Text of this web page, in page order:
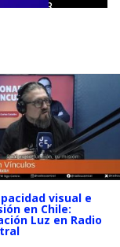
visual e
en Chile:
Luz en Radio